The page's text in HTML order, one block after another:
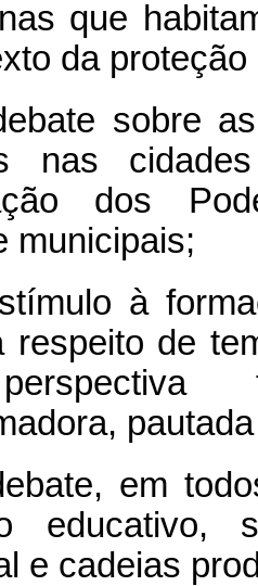
que
da
sobre
nas
dos
municipais;
à
respeito de
em
educativo,
e cadeias